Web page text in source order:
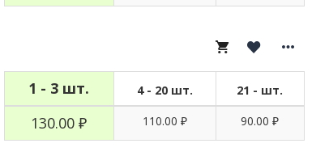
1 - 3 шт. 4 - 20 шт. 21 - шт.
130.00 ₽ 110.00 ₽ 90.00 ₽